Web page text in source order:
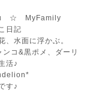
☆ MyFamily
日記
、水面に浮かぶ。
ンコ&黒ポメ、ダーリ
活♪
す♪